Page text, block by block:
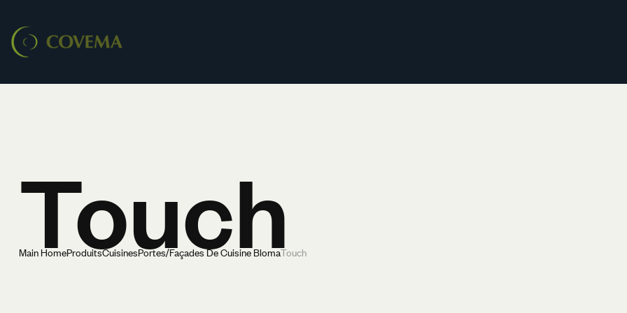
Touch
Main HomeProduitsCuisinesPortes/Façades De Cuisine BlomaTouch